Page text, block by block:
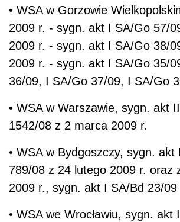
• WSA w Gorzowie
2009 r. - sygn. akt I SA/Go 57/
2009 r. - sygn. akt I SA/Go 38/
2009 r. - sygn. akt I SA/Go 35/
36/09, I SA/Go 37/09, I SA/Go
• WSA w Warszawie, sygn. akt
1542/08 z 2 marca 2009 r.
• WSA w Bydgoszczy, sygn. akt
789/08 z 24 lutego 2009 r. oraz
2009 r., sygn. akt I SA/Bd 23/09
• WSA we Wrocławiu, sygn. akt